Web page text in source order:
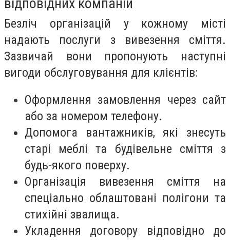
Безліч організацій у кожному місті
надають послуги з вивезення сміття.
Зазвичай вони пропонують наступні
вигоди обслуговування для клієнтів:
Оформлення замовлення через сайт
або за номером телефону.
Допомога вантажників, які знесуть
старі меблі та будівельне сміття з
будь-якого поверху.
Організація вивезення сміття на
спеціально облаштовані полігони та
стихійні звалища.
Укладення договору відповідно до